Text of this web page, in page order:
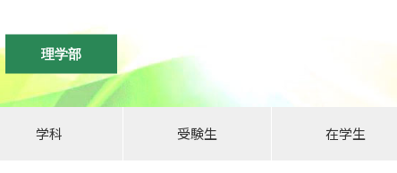
理学部
学科 受験生 在学生